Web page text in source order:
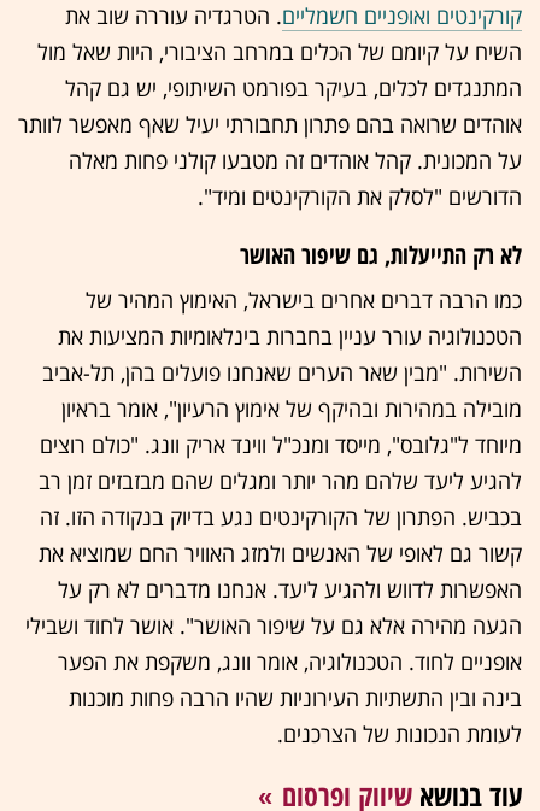
קורקינטים ואופניים חשמליים. הטרגדיה עוררה שוב את
השיח על קיומם של הכלים במרחב הציבורי, היות שאל מול
המתנגדים לכלים, בעיקר בפורמט השיתופי, יש גם קהל
אוהדים שרואה בהם פתרון תחבורתי יעיל שאף מאפשר לוותר
על המכונית. קהל אוהדים זה מטבעו קולני פחות מאלה
הדורשים "לסלק את הקורקינטים ומיד".
לא רק התייעלות, גם שיפור האושר
כמו הרבה דברים אחרים בישראל, האימוץ המהיר של
הטכנולוגיה עורר עניין בחברות בינלאומיות המציעות את
השירות. "מבין שאר הערים שאנחנו פועלים בהן, תל-אביב
מובילה במהירות ובהיקף של אימוץ הרעיון", אומר בראיון
מיוחד ל"גלובס", מייסד ומנכ"ל ווינד אריק וונג. "כולם רוצים
להגיע ליעד שלהם מהר יותר ומגלים שהם מבזבזים זמן רב
בכביש. הפתרון של הקורקינטים נגע בדיוק בנקודה הזו. זה
קשור גם לאופי של האנשים ולמזג האוויר החם שמוציא את
האפשרות לדווש ולהגיע ליעד. אנחנו מדברים לא רק על
הגעה מהירה אלא גם על שיפור האושר". אושר לחוד ושבילי
אופניים לחוד. הטכנולוגיה, אומר וונג, משקפת את הפער
בינה ובין התשתיות העירוניות שהיו הרבה פחות מוכנות
לעומת הנכונות של הצרכנים.
עוד בנושא שיווק ופרסום